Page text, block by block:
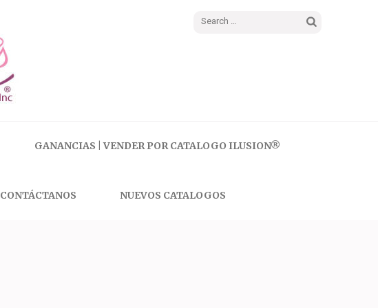
Search
GANANCIAS | VENDER POR CATALOGO ILUSION®
CONTÁCTANOS NUEVOS CATALOGOS